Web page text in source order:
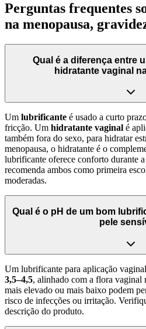
Perguntas frequentes
na menopausa,
Qual é a diferença entre
hidratante vaginal
Um lubrificante é usado a curto
fricção. Um hidratante vaginal é
também fora do sexo, para hidratar
menopausa, o hidratante é o
lubrificante oferece conforto durante
recomenda ambos como primeira
moderadas.
Qual é o pH de um bom
pele
Um lubrificante para aplicação
3,5–4,5, alinhado com a flora vaginal
mais elevado ou mais baixo podem
risco de infecções ou irritação.
descrição do produto.